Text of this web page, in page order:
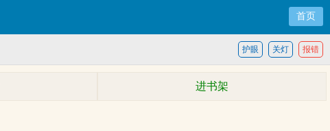
首页
报错
关灯
护眼
进书架